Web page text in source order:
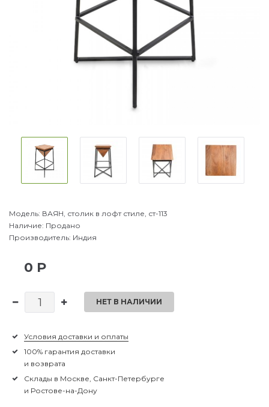
Модель: ВАЯН, столик в лофт стиле, ст-113
Наличие: Продано
Производитель: Индия
0 Р
НЕТ В НАЛИЧИИ
Условия доставки и оплаты
100% гарантия доставки
и возврата
Склады в Москве, Санкт-Петербурге
и Ростове-на-Дону